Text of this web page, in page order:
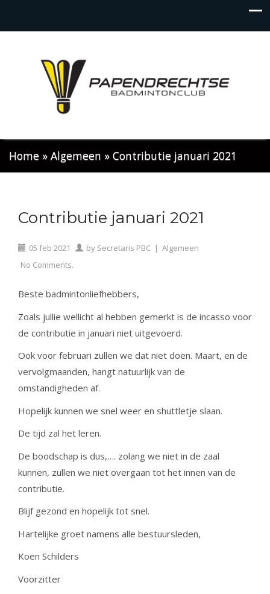
Home » Algemeen » Contributie januari 2021
Contributie januari 2021
05 feb 2021 by Secretaris PBC | Algemeen
No Comments.
Beste badmintonliefhebbers,
Zoals jullie wellicht al hebben gemerkt is de incasso voor
de contributie in januari niet uitgevoerd.
Ook voor februari zullen we dat niet doen. Maart, en de
vervolgmaanden, hangt natuurlijk van de
omstandigheden af.
Hopelijk kunnen we snel weer en shuttletje slaan.
De tijd zal het leren.
De boodschap is dus,…. zolang we niet in de zaal
kunnen, zullen we niet overgaan tot het innen van de
contributie.
Blijf gezond en hopelijk tot snel.
Hartelijke groet namens alle bestuursleden,
Koen Schilders
Voorzitter